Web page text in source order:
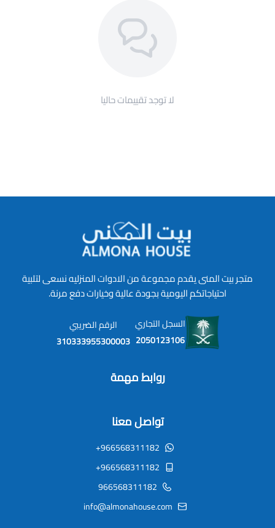
لا توجد تقييمات حاليا
متجر بيت المنى يقدم مجموعة من الادوات المنزليه نسعى لتلبية
احتياجاتكم اليومية بجودة عالية وخيارات دفع مرنة.
السجل التجاري
2050123106
الرقم الضريبي
310333955300003
روابط مهمة
تواصل معنا
+966568311182
+966568311182
966568311182
info@almonahouse.com